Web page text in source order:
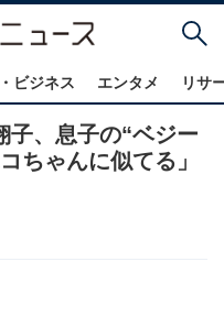
ビジネス エンタメ リサ
子、息子の“ベジー
ちゃんに似てる」